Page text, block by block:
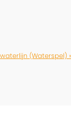
(Waterspel) »